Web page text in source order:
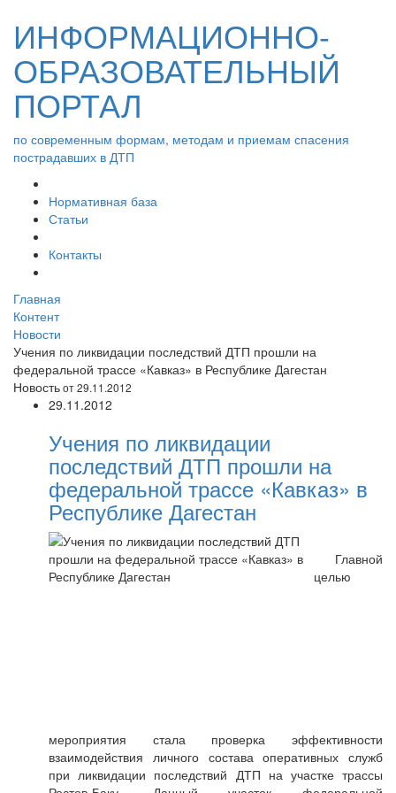
ИНФОРМАЦИОННО-
ОБРАЗОВАТЕЛЬНЫЙ
ПОРТАЛ
по современным формам, методам и приемам спасения
пострадавших в ДТП
Нормативная база
Статьи
Контакты
Главная
Контент
Новости
Учения по ликвидации последствий ДТП прошли на
федеральной трассе «Кавказ» в Республике Дагестан
Новостьот 29.11.2012
29.11.2012
Учения по ликвидации
последствий ДТП прошли на
федеральной трассе «Кавказ» в
Республике Дагестан
Главной
целью
мероприятия стала проверка эффективности
взаимодействия личного состава оперативных служб
при ликвидации последствий ДТП на участке трассы